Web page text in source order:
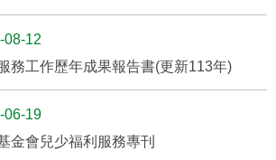
08-12
務工作歷年成果報告書(更新113年)
06-19
金會兒少福利服務專刊